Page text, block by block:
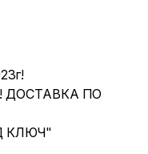
ДОСТАВКА ПО
КЛЮЧ"